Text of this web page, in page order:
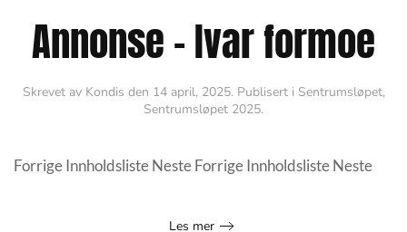
Annonse – Ivar formoe
Skrevet av Kondis den 14 april, 2025. Publisert i Sentrumsløpet,
Sentrumsløpet 2025.
Forrige Innholdsliste Neste Forrige Innholdsliste Neste
Les mer